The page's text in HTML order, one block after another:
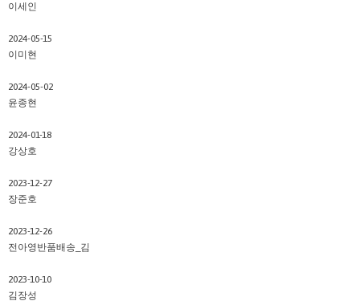
이세인
2024-05-15
이미현
2024-05-02
윤종현
2024-01-18
강상호
2023-12-27
장준호
2023-12-26
전아영반품배송_김
2023-10-10
김장성